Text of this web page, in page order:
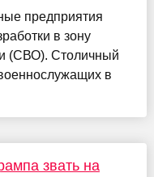
предприятия
в зону
(СВО). Столичный
в
звать на